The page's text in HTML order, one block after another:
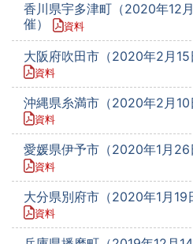
香川県宇多津町（2020年12
催）
資料
大阪府吹田市（2020年2月15
資料
沖縄県糸満市（2020年2月10
資料
愛媛県伊予市（2020年1月26
資料
大分県別府市（2020年1月19
資料